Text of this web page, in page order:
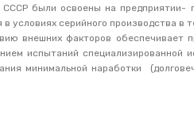
были освоены на предприятии-
условиях серийного производства в
внешних факторов обеспечивает
испытаний специализированной
минимальной наработки